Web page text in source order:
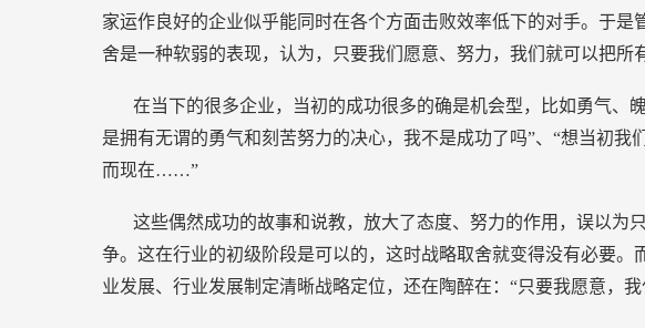
家运作良好的企业似乎能同时在各个方面击败效率低下的对手。于是
舍是一种软弱的表现，认为，只要我们愿意、努力，我们就可以把所
在当下的很多企业，当初的成功很多的确是机会型，比如勇气、
是拥有无谓的勇气和刻苦努力的决心，我不是成功了吗”、“想当初我
而现在……”
这些偶然成功的故事和说教，放大了态度、努力的作用，误以为
争。这在行业的初级阶段是可以的，这时战略取舍就变得没有必要。
业发展、行业发展制定清晰战略定位，还在陶醉在：“只要我愿意，我